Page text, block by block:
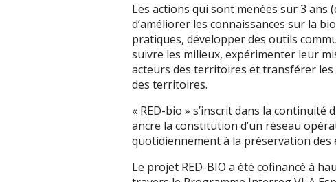
Les actions qui sont menées sur 3 ans
d’améliorer les connaissances sur la
pratiques, développer des outils
suivre les milieux, expérimenter leur
acteurs des territoires et transférer
des territoires.
« RED-bio » s’inscrit dans la continuité
ancre la constitution d’un réseau
quotidiennement à la préservation des
Le projet RED-BIO a été cofinancé à